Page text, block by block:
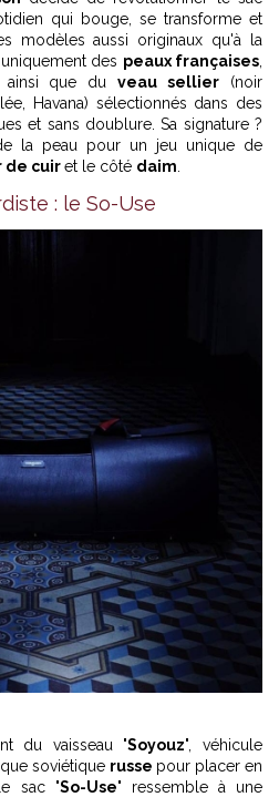
qui bouge, se transforme et
modèles aussi originaux qu'à la
des peaux françaises
que duveau sellier (noir
Havana) sélectionnés dans des
et sans doublure. Sa signature ?
la peau pour un jeu unique de
de cuiret le côté daim
: le So-Use
du vaisseau "Soyouz", véhicule
soviétique russe pour placer en
sac "So-Use" ressemble à une